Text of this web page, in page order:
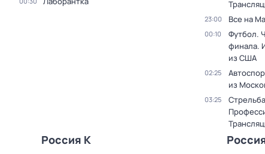
23:00 Все на
00:10
Футбол.
финала.
из США
02:25
из
03:25
Россия К